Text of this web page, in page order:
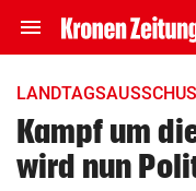
menu Navigation
ein-/ausklappen
account_circle Anmelden
Kampf um
wird nun